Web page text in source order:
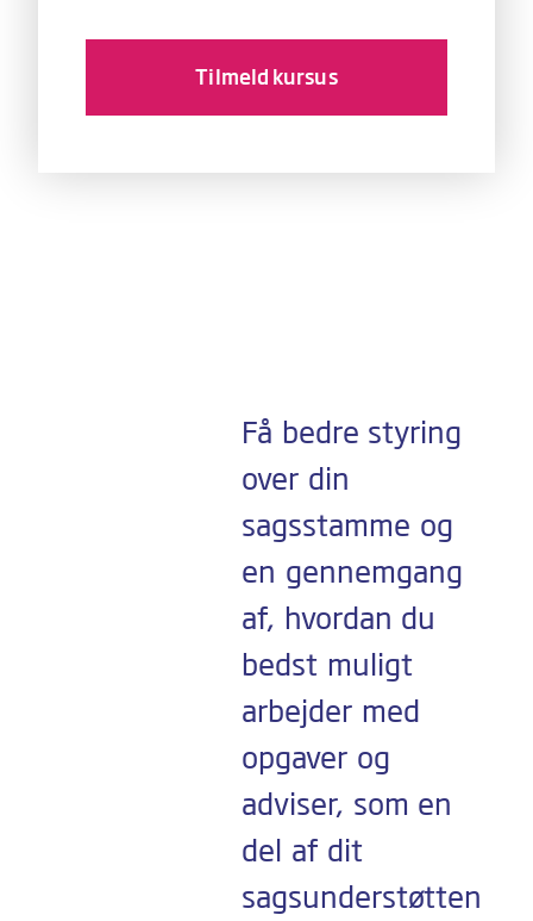
Tilmeld kursus
Få bedre styring
over din
sagsstamme og
en gennemgang
af, hvordan du
bedst muligt
arbejder med
opgaver og
adviser, som en
del af dit
sagsunderstøtten